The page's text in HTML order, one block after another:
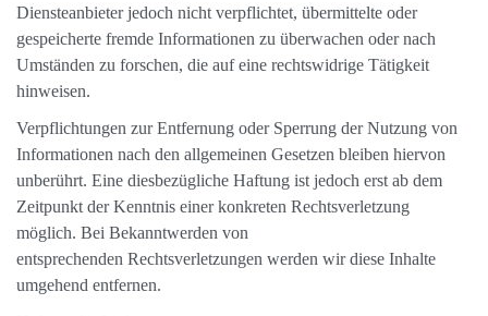
Diensteanbieter jedoch nicht verpflichtet, übermittelte oder
gespeicherte fremde Informationen zu überwachen oder nach
Umständen zu forschen, die auf eine rechtswidrige Tätigkeit
hinweisen.
Verpflichtungen zur Entfernung oder Sperrung der Nutzung von
Informationen nach den allgemeinen Gesetzen bleiben hiervon
unberührt. Eine diesbezügliche Haftung ist jedoch erst ab dem
Zeitpunkt der Kenntnis einer konkreten Rechtsverletzung
möglich. Bei Bekanntwerden von
entsprechenden Rechtsverletzungen werden wir diese Inhalte
umgehend entfernen.